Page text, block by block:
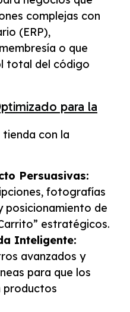
complejas con
(ERP),
o que
total del código
para la
tienda con la
Persuasivas:
fotografías
posicionamiento de
estratégicos.
Inteligente:
avanzados y
para que los
productos